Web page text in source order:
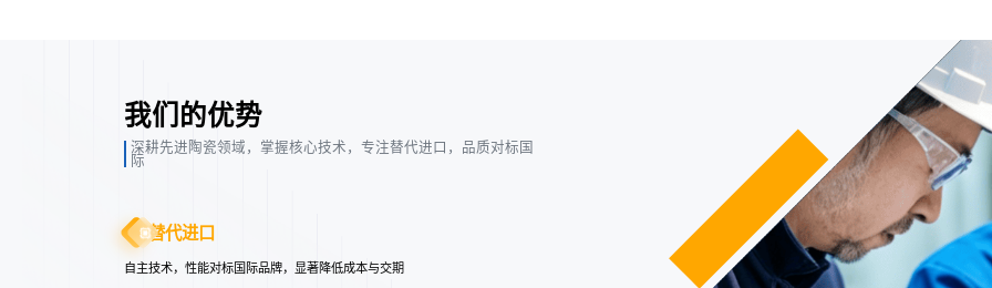
我们的优势
深耕先进陶瓷领域，掌握核心技术，专注替代进口，品质对标国
际
替代进口
自主技术，性能对标国际品牌，显著降低成本与交期